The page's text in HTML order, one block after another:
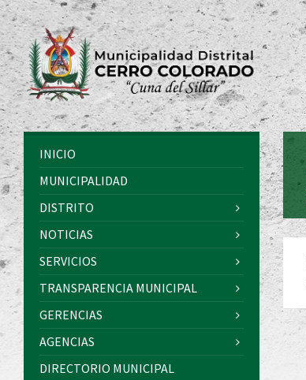
INICIO
MUNICIPALIDAD
DISTRITO
NOTICIAS
SERVICIOS
TRANSPARENCIA MUNICIPAL
GERENCIAS
AGENCIAS
DIRECTORIO MUNICIPAL